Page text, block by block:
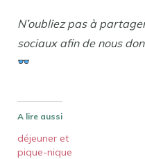
N’oubliez pas à
sociaux afin de nous
A lire aussi
déjeuner et
pique-nique